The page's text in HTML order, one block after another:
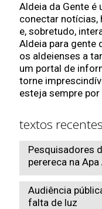
Aldeia da Gente é
conectar notícias,
e, sobretudo,
Aldeia para gente
os aldeienses a
um portal de
torne
esteja sempre
textos recentes
Pesquisadores
perereca na
Audiência
falta de luz